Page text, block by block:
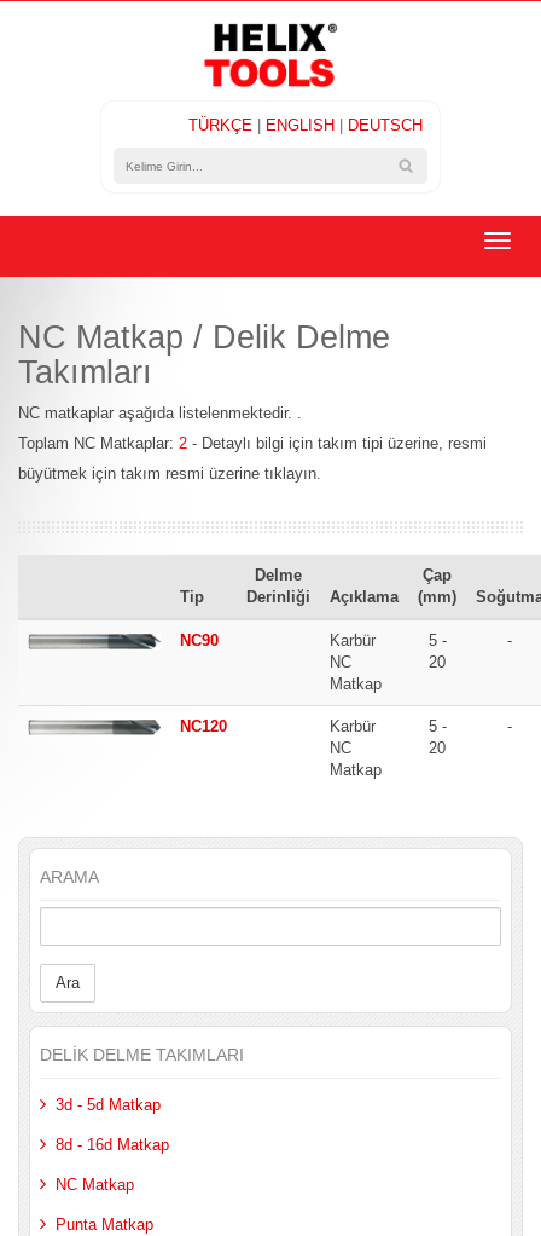
TÜRKÇE ENGLISH DEUTSCH
Toggle
NC Matkap / Delik Delme
Takımları
NC matkaplar aşağıda listelenmektedir. .
Toplam NC Matkaplar: 2 - Detaylı bilgi için takım tipi üzerine, resmi
büyütmek için takım resmi üzerine tıklayın.
Tip
Delme
Derinliği
Açıklama
Çap
(mm)
NC90
Karbür
NC
Matkap
5 -
20
-
NC120
Karbür
NC
Matkap
5 -
20
-
ARAMA
Ara
DELİK DELME TAKIMLARI
3d - 5d Matkap
8d - 16d Matkap
NC Matkap
Punta Matkap